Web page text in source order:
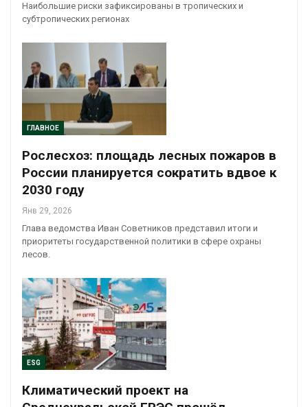
Наибольшие риски зафиксированы в тропических и
субтропических регионах
ГЛАВНОЕ
Рослесхоз: площадь лесных пожаров в
России планируется сократить вдвое к
2030 году
Янв 29, 2026
Глава ведомства Иван Советников представил итоги и
приоритеты государственной политики в сфере охраны
лесов.
ESG
Климатический проект на